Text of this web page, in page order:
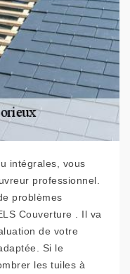
intégrales, vous
professionnel.
problèmes
Couverture . Il va
de votre
Si le
les tuiles à